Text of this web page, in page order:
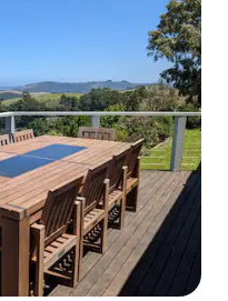
„Odabrali gosti”